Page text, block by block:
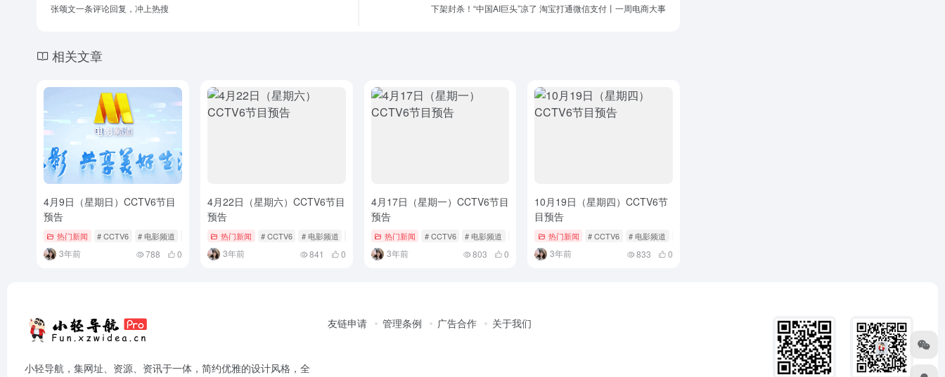
张颂文一条评论回复，冲上热搜 下架封杀！“中国AI巨头”凉了 淘宝打通微信支付丨一周电商大事
相关文章
4月9日（星期日）CCTV6节目
预告
热门新闻 # CCTV6 # 电影频道 # 节目单
3年前 788 0
4月22日（星期六）CCTV6节目
预告
热门新闻 # CCTV6 # 电影频道 # 节目单
3年前 841 0
4月17日（星期一）CCTV6节目
预告
热门新闻 # CCTV6 # 电影频道 # 节目单
3年前 803 0
10月19日（星期四）CCTV6节
目预告
热门新闻 # CCTV6 # 电影频道
3年前 833 0
小轻导航，集网址、资源、资讯于一体，简约优雅的设计风格，全
友链申请 管理条例 广告合作 关于我们